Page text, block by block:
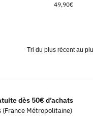
49,90€
dès 50€ d’achats
(France Métropolitaine)